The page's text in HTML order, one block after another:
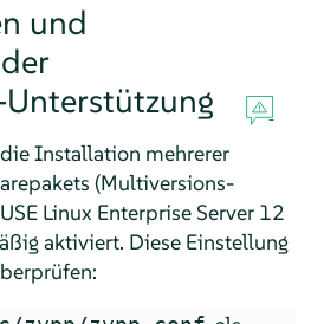
und
Installation mehrerer
(Multiversions-
Linux Enterprise Server 12
aktiviert. Diese Einstellung